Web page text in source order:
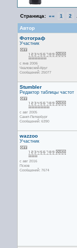
Страница: «« 1 2
Автор
Фотограф
Участник
с янв 2006
Чкаловский-Круг
Сообщений: 25077
Stumbler
Редактор таблицы частот
с авг 2005
Санкт-Петербург
Сообщений: 6390
wazzoo
Участник
с авг 2016
Псков
Сообщений: 7674